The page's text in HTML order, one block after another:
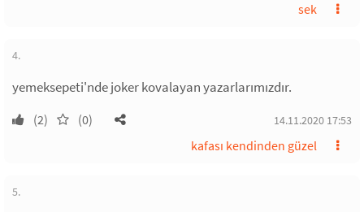
sek
4.
yemeksepeti'nde joker kovalayan yazarlarımızdır.
(2) (0) 14.11.2020 17:53
kafası kendinden güzel
5.